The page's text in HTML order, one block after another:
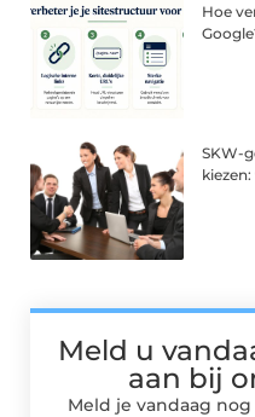
Hoe
SKW-
Meld u
aan bij
Meld je vandaag